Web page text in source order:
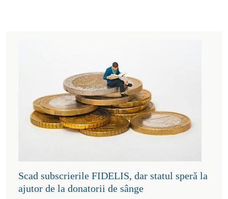
Scad subscrierile FIDELIS, dar statul speră la
ajutor de la donatorii de sânge